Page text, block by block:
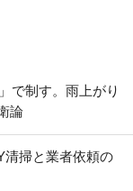
で制す。雨上がり
論
清掃と業者依頼の